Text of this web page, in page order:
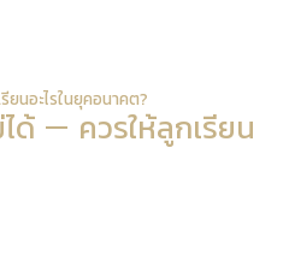
นอะไรในยุคอนาคต?
ด้ — ควรให้ลูกเรียน